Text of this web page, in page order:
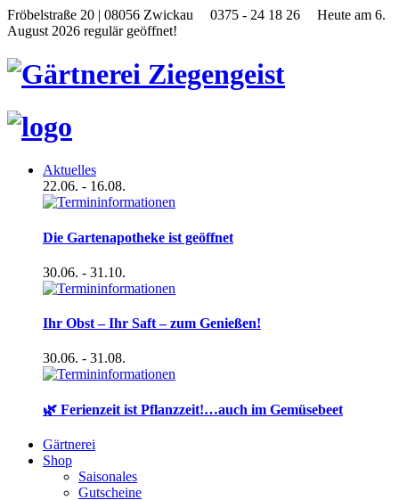
Fröbelstraße 20 | 08056 Zwickau 0375 - 24 18 26
Heute am 6.
August 2026 regulär geöffnet!
Aktuelles
22.06. - 16.08.
Die Gartenapotheke ist geöffnet
30.06. - 31.10.
Ihr Obst – Ihr Saft – zum Genießen!
30.06. - 31.08.
🌿 Ferienzeit ist Pflanzzeit!…auch im Gemüsebeet
Gärtnerei
Shop
Saisonales
Gutscheine